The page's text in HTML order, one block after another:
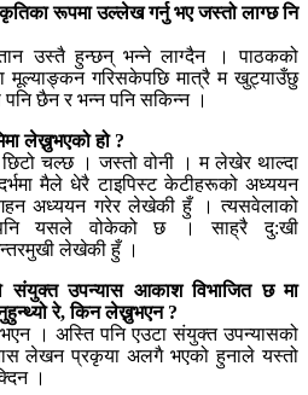
रूपमा उल्लेख गर्नु भए जस्तो लाग्छ नि
उस्तै हुन्छन् भन्ने लाग्दैन । पाठकको
मूल्याङ्कन गरिसकेपछि मात्रै म खुट्याउँछु
छैन र भन्न पनि सकिन्न ।
लेख्नुभएको हो ?
चल्छ । जस्तो वोनी । म लेखेर थाल्दा
मैले धेरै टाइपिस्ट केटीहरूको अध्ययन
अध्ययन गरेर लेखेकी हुँ । त्यसवेलाको
यसले वोकेको छ । साह्रै दु:खी
लेखेकी हुँ ।
संयुक्त उपन्यास आकाश विभाजित छ मा
रे, किन लेख्नुभएन ?
। अस्ति पनि एउटा संयुक्त उपन्यासको
लेखन प्रकृया अलगै भएको हुनाले यस्तो
।